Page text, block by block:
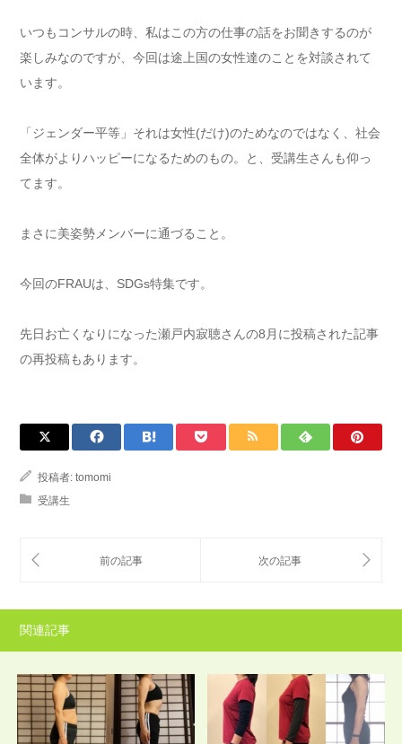
いつもコンサルの時、私はこの方の仕事の話をお聞きするのが
楽しみなのですが、今回は途上国の女性達のことを対談されて
います。
「ジェンダー平等」それは女性(だけ)のためなのではなく、社会
全体がよりハッピーになるためのもの。と、受講生さんも仰っ
てます。
まさに美姿勢メンバーに通づること。
今回のFRAUは、SDGs特集です。
先日お亡くなりになった瀬戸内寂聴さんの8月に投稿された記事
の再投稿もあります。
投稿者: tomomi
受講生
関連記事